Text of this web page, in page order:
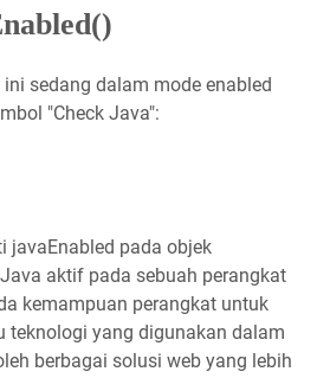
sedang dalam mode enabled
"Check Java":
javaEnabled pada objek
aktif pada sebuah perangkat
kemampuan perangkat untuk
teknologi yang digunakan dalam
berbagai solusi web yang lebih